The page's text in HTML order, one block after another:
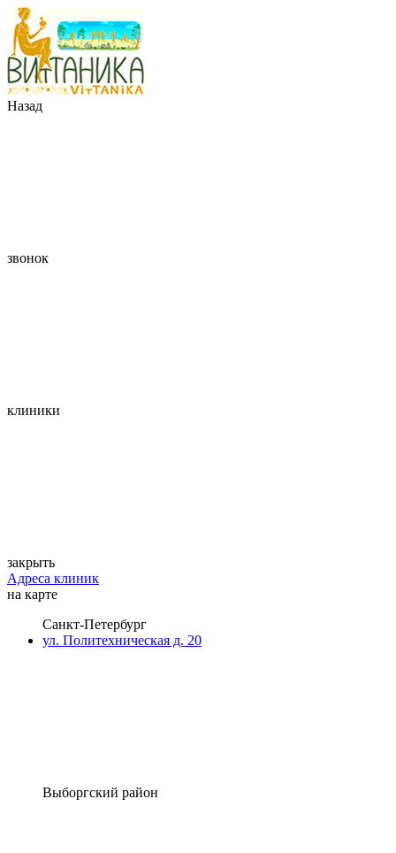
Назад
звонок
клиники
закрыть
Адреса клиник
на карте
Санкт-Петербург
ул. Политехническая д. 20
Выборгский район